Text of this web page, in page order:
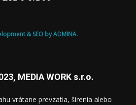
& SEO by ADMINA.
MEDIA WORK s.r.o.
vrátane prevzatia, šírenia alebo